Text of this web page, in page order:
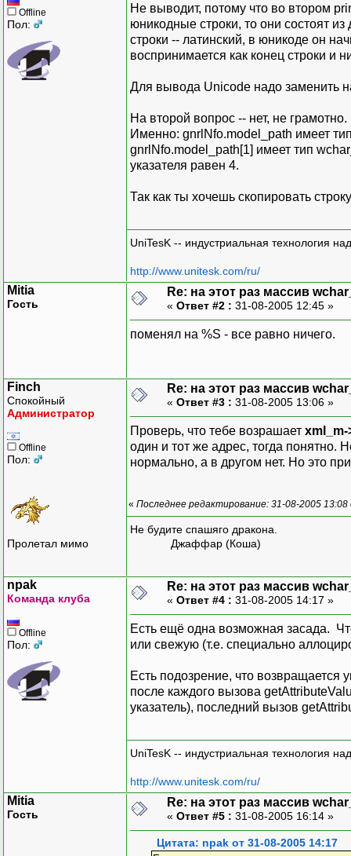
Offline
Пол:
Не выводит, потому что во втором
юникодные строки, то они состоят
строки -- латинский, в юникоде он
воспринимается как конец строки и
Для вывода Unicode надо заменить
На второй вопрос -- нет, не
Именно: gnrlNfo.model_path имеет
gnrlNfo.model_path[1] имеет тип
указателя равен 4.
Так как ты хочешь скопировать
UniTesK -- индустриальная технология
http://www.unitesk.com/ru/
Mitia
Гость
Re: на этот раз массив
« Ответ #2 : 31-08-2005 12:45 »
поменял на %S - все равно ничего.
Finch
Спокойный
Администратор
Offline
Пол:
Пролетал мимо
Re: на этот раз массив
« Ответ #3 : 31-08-2005 13:06 »
Проверь, что тебе возрашает
один и тот же адрес, тогда понятно.
нормально, а в другом нет. Но это
« Последнее редактирование: 31-08-2005
Не будите спашяго дракона.
Джаффар (Коша)
npak
Команда клуба
Offline
Пол:
Re: на этот раз массив
« Ответ #4 : 31-08-2005 14:17 »
Есть ещё одна возможная засада.
или свежую (т.е. специально
Есть подозрение, что возвращается
после каждого вызова
указатель), последний вызов
UniTesK -- индустриальная технология
http://www.unitesk.com/ru/
Mitia
Гость
Re: на этот раз массив
« Ответ #5 : 31-08-2005 16:14 »
Цитата: npak от 31-08-2005 14:17